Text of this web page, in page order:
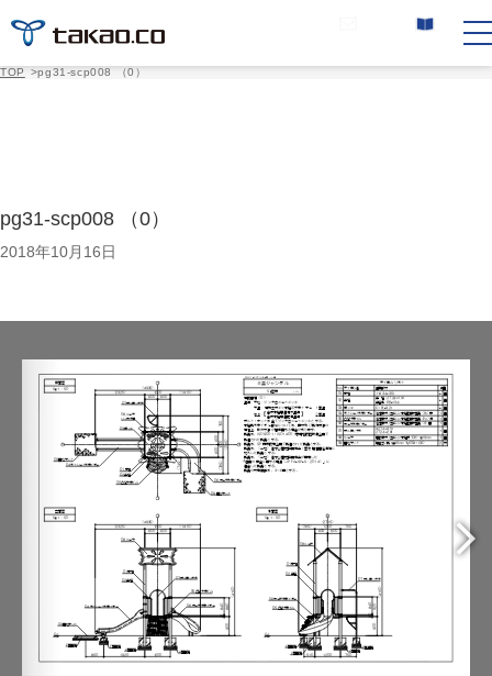
TOP >pg31-scp008 （0）
pg31-scp008 （0）
2018年10月16日